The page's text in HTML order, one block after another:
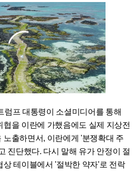
럼프 대통령이 소셜미디어를 통해
을 이란에 가했음에도 실제 지상전
출하면서, 이란에게 '분쟁확대 주
진단했다. 다시 말해 유가 안정이 절
상 테이블에서 '절박한 약자'로 전락